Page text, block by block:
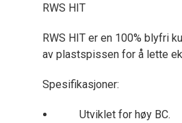
RWS HIT
RWS HIT er en 100% blyfri
av plastspissen for å lette
Spesifikasjoner:
Utviklet for høy BC.